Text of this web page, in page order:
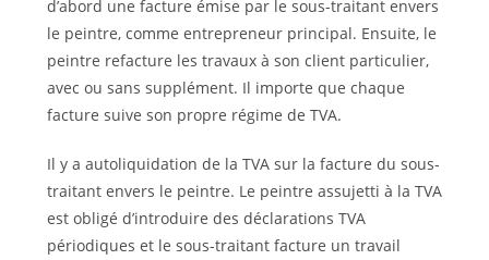
d’abord une facture émise par le sous-traitant envers
le peintre, comme entrepreneur principal. Ensuite, le
peintre refacture les travaux à son client particulier,
avec ou sans supplément. Il importe que chaque
facture suive son propre régime de TVA.
Il y a autoliquidation de la TVA sur la facture du sous-
traitant envers le peintre. Le peintre assujetti à la TVA
est obligé d’introduire des déclarations TVA
périodiques et le sous-traitant facture un travail